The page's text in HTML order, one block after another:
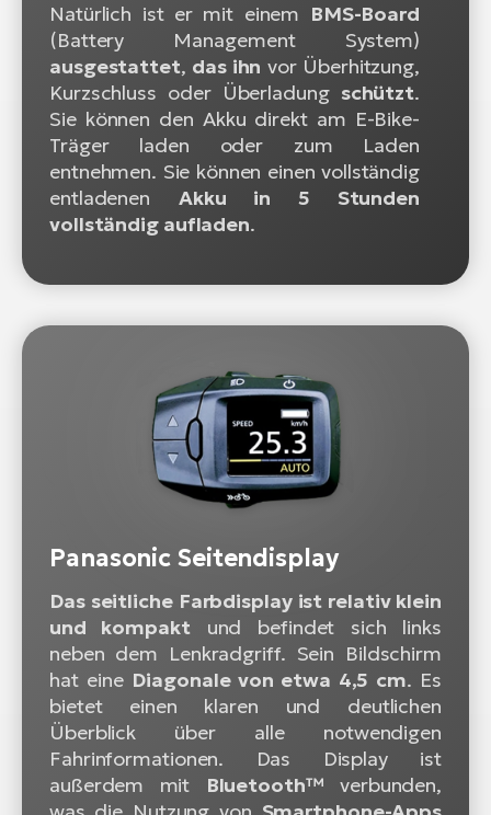
Natürlich ist er mit einem BMS-Board
(Battery Management System)
ausgestattet, das ihn vor Überhitzung,
Kurzschluss oder Überladung schützt.
Sie können den Akku direkt am E-Bike-
Träger laden oder zum Laden
entnehmen. Sie können einen vollständig
entladenen Akku in 5 Stunden
vollständig aufladen.
Panasonic Seitendisplay
Das seitliche Farbdisplay ist relativ klein
und kompaktund befindet sich links
neben dem Lenkradgriff. Sein Bildschirm
hat eine Diagonale von etwa 4,5 cm. Es
bietet einen klaren und deutlichen
Überblick über alle notwendigen
Fahrinformationen. Das Display ist
außerdem mit
Bluetooth™ verbunden,